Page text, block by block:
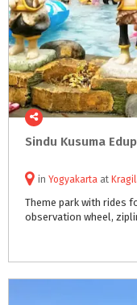
Sindu Kusuma
in Yogyakarta at
Theme park with rides
observation wheel,